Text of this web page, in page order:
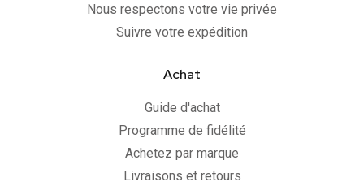
Nous respectons votre vie privée
Suivre votre expédition
Achat
Guide d'achat
Programme de fidélité
Achetez par marque
Livraisons et retours